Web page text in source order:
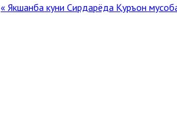
« Якшанба куни Сирдарёда Қуръон